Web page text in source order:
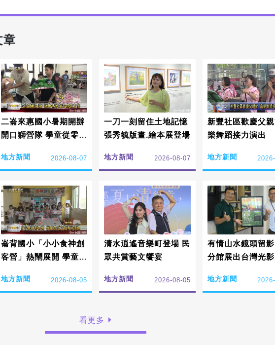
章
二崙來惠國小暑期開辦
開口獅營隊 學童從零扎
地方新聞 2026-08-07
一刀一刻留住土地記憶
張秀毓版畫.繪本展登場
地方新聞 2026-08-07
新豐社區歡慶父
樂舞蹈接力演出
地方新聞
崙背國小「小小食神創
客營」熱鬧展開 學童感
值
地方新聞 2026-08-05
清水逍遙音樂町登場 民
眾共賞藝文饗宴
地方新聞 2026-08-05
有情山水鏡頭留
分館展出台灣光
地方新聞
看更多